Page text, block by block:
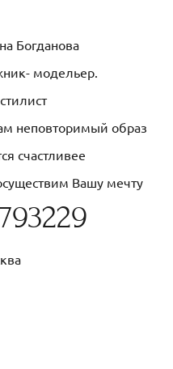
Богданова
модельер.
неповторимый образ
счастливее
Вашу мечту